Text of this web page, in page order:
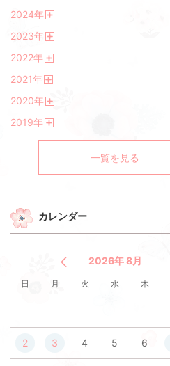
2024年
2023年
2022年
2021年
2020年
2019年
一覧を見る
カレンダー
2026年 8月
日 月 火 水 木
2 3 4 5 6